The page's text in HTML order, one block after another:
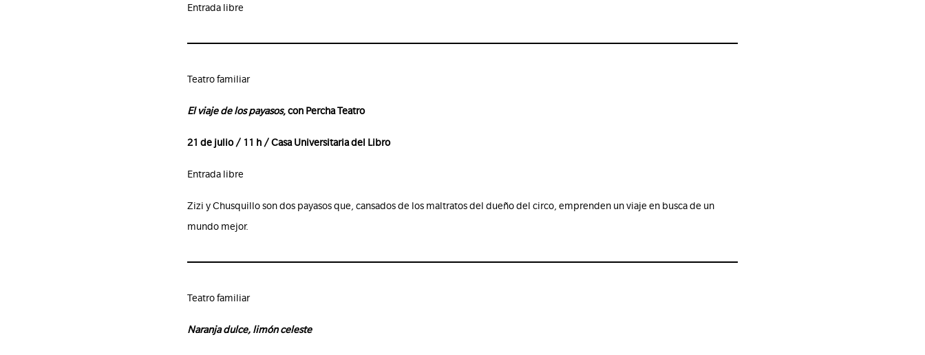
Entrada libre
Teatro familiar
El viaje de los payasos, con Percha Teatro
21 de julio / 11 h / Casa Universitaria del Libro
Entrada libre
Zizi y Chusquillo son dos payasos que, cansados de los maltratos del dueño del circo, emprenden un viaje en busca de un
mundo mejor.
Teatro familiar
Naranja dulce, limón celeste